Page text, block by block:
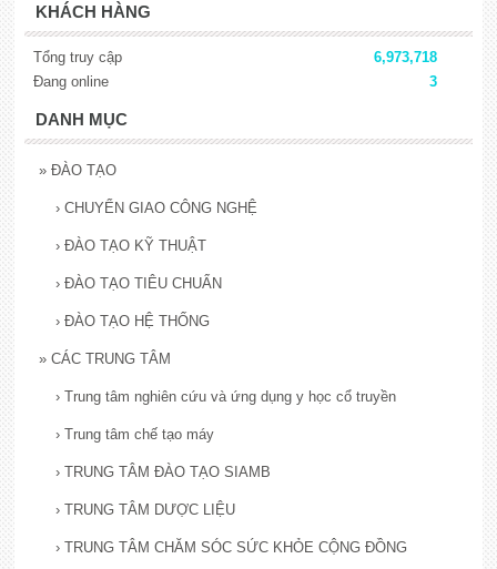
KHÁCH HÀNG
Tổng truy cập
6,973,718
Đang online
3
DANH MỤC
» ĐÀO TẠO
› CHUYỂN GIAO CÔNG NGHỆ
› ĐÀO TẠO KỸ THUẬT
› ĐÀO TẠO TIÊU CHUẨN
› ĐÀO TẠO HỆ THỐNG
» CÁC TRUNG TÂM
› Trung tâm nghiên cứu và ứng dụng y học cổ truyền
› Trung tâm chế tạo máy
› TRUNG TÂM ĐÀO TẠO SIAMB
› TRUNG TÂM DƯỢC LIỆU
› TRUNG TÂM CHĂM SÓC SỨC KHỎE CỘNG ĐỒNG